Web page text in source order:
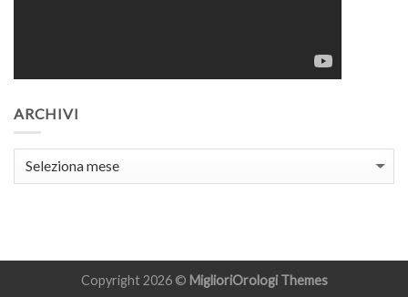
ARCHIVI
Archivi
Copyright 2026 © MiglioriOrologiThemes